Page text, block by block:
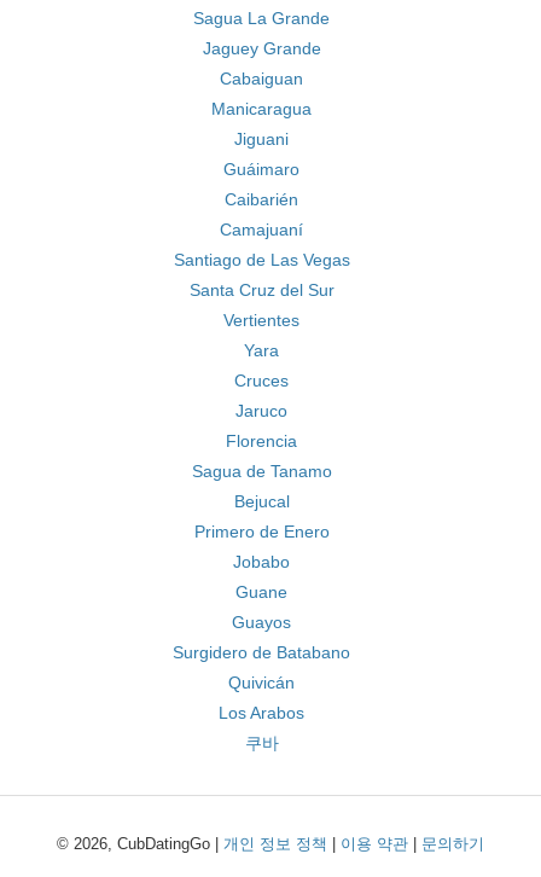
Sagua La Grande
Jaguey Grande
Cabaiguan
Manicaragua
Jiguani
Guáimaro
Caibarién
Camajuaní
Santiago de Las Vegas
Santa Cruz del Sur
Vertientes
Yara
Cruces
Jaruco
Florencia
Sagua de Tanamo
Bejucal
Primero de Enero
Jobabo
Guane
Guayos
Surgidero de Batabano
Quivicán
Los Arabos
쿠바
© 2026, CubDatingGo | 개인 정보 정책 이용 약관 문의하기